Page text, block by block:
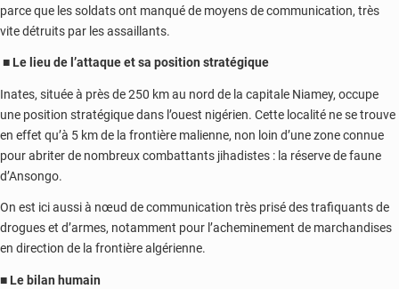
parce que les soldats ont manqué de moyens de communication, très
vite détruits par les assaillants.
■ Le lieu de l’attaque et sa position stratégique
Inates, située à près de 250 km au nord de la capitale Niamey, occupe
une position stratégique dans l’ouest nigérien. Cette localité ne se trouve
en effet qu’à 5 km de la frontière malienne, non loin d’une zone connue
pour abriter de nombreux combattants jihadistes : la réserve de faune
d’Ansongo.
On est ici aussi à nœud de communication très prisé des trafiquants de
drogues et d’armes, notamment pour l’acheminement de marchandises
en direction de la frontière algérienne.
■ Le bilan humain